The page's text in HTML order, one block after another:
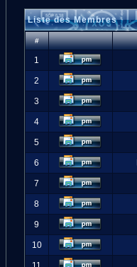
Liste des Membres
#
1
2
3
4
5
6
7
8
9
10